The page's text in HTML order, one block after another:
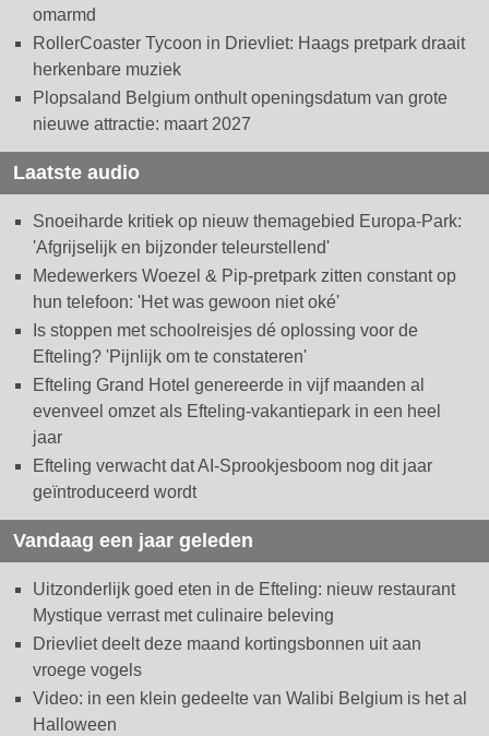
omarmd
RollerCoaster Tycoon in Drievliet: Haags pretpark draait
herkenbare muziek
Plopsaland Belgium onthult openingsdatum van grote
nieuwe attractie: maart 2027
Laatste audio
Snoeiharde kritiek op nieuw themagebied Europa-Park:
'Afgrijselijk en bijzonder teleurstellend'
Medewerkers Woezel & Pip-pretpark zitten constant op
hun telefoon: 'Het was gewoon niet oké'
Is stoppen met schoolreisjes dé oplossing voor de
Efteling? 'Pijnlijk om te constateren'
Efteling Grand Hotel genereerde in vijf maanden al
evenveel omzet als Efteling-vakantiepark in een heel
jaar
Efteling verwacht dat AI-Sprookjesboom nog dit jaar
geïntroduceerd wordt
Vandaag een jaar geleden
Uitzonderlijk goed eten in de Efteling: nieuw restaurant
Mystique verrast met culinaire beleving
Drievliet deelt deze maand kortingsbonnen uit aan
vroege vogels
Video: in een klein gedeelte van Walibi Belgium is het al
Halloween